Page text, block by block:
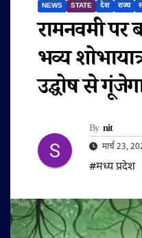
NEWS STATE देश राज्य
रामनवमी पर
भव्य
उद्घोष से
By nit
मार्च 23,
#मध्य प्रदेश